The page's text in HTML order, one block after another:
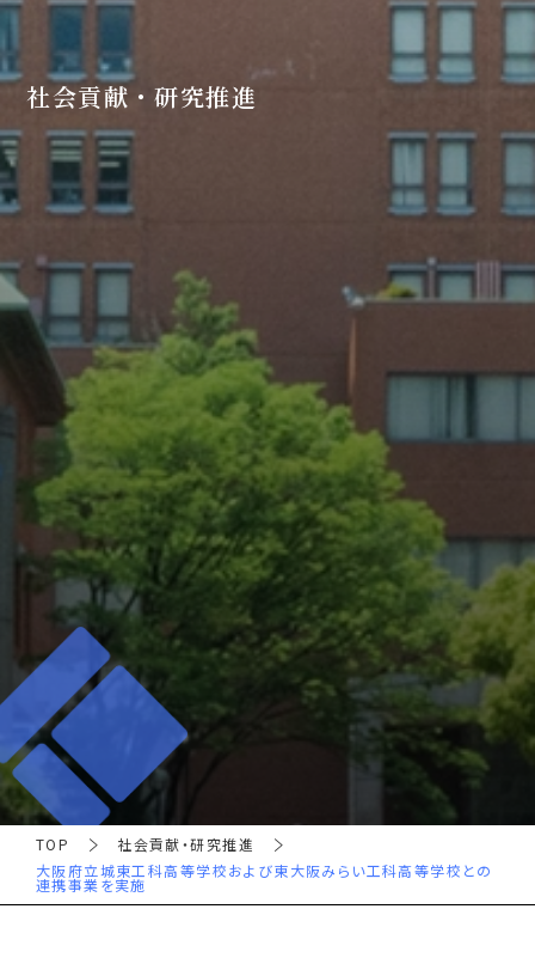
社会貢献・研究推進
TOP
社会貢献・研究推進
大阪府立城東工科高等学校および東大阪みらい工科高等学校との
連携事業を実施